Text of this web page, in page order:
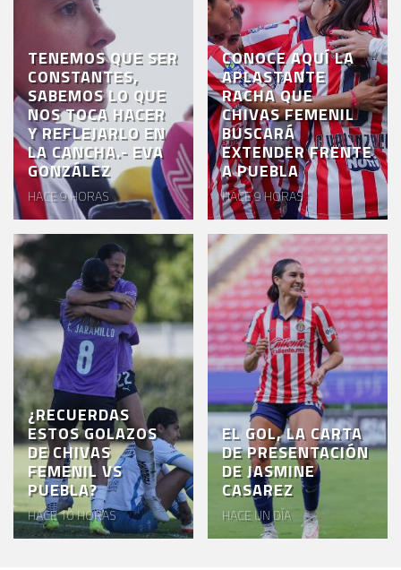
TENEMOS QUE SER
CONSTANTES,
SABEMOS LO QUE
NOS TOCA HACER
Y REFLEJARLO EN
LA CANCHA.- EVA
GONZÁLEZ
HACE 9 HORAS
CONOCE AQUÍ LA
APLASTANTE
RACHA QUE
CHIVAS FEMENIL
BUSCARÁ
EXTENDER FRENTE
A PUEBLA
HACE 9 HORAS
¿RECUERDAS
ESTOS GOLAZOS
DE CHIVAS
FEMENIL VS
PUEBLA?
HACE 10 HORAS
EL GOL, LA CARTA
DE PRESENTACIÓN
DE JASMINE
CASAREZ
HACE UN DÍA